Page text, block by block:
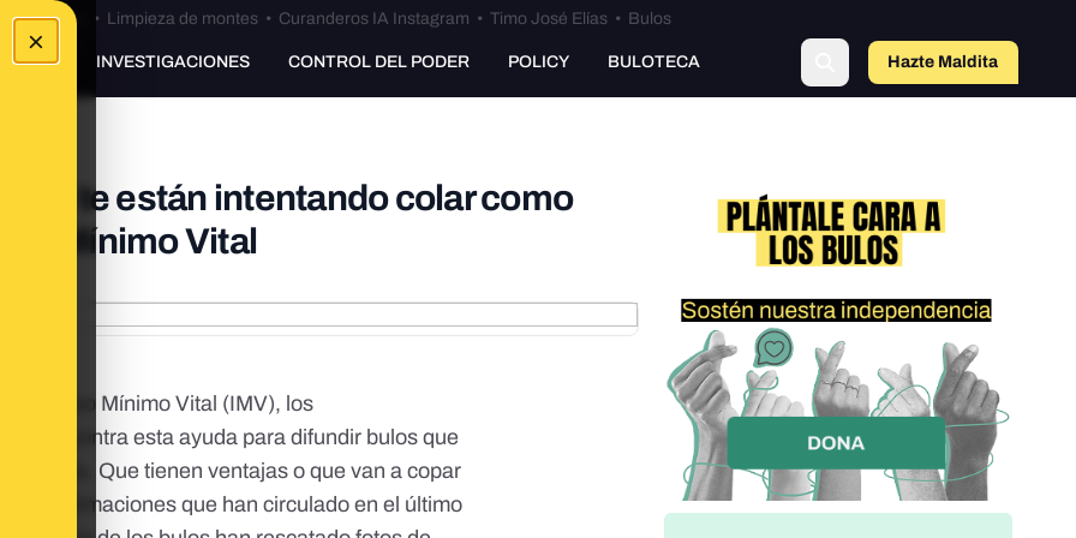
×
Bulos Ceuta • Limpieza de montes• Curanderos IA Instagram • Timo José Elías• Bulos
INVESTIGACIONES CONTROL DEL PODER POLICY BULOTECA Hazte Maldito
que te están intentando colar como
Mínimo Vital
Ingreso Mínimo Vital (IMV), los
contra esta ayuda para difundir bulos que
Que tienen ventajas o que van a copar
las afirmaciones que han circulado en el último